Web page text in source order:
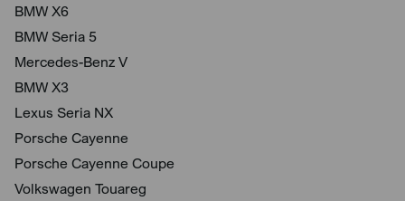
BMW X6
BMW Seria 5
Mercedes-Benz V
BMW X3
Lexus Seria NX
Porsche Cayenne
Porsche Cayenne Coupe
Volkswagen Touareg